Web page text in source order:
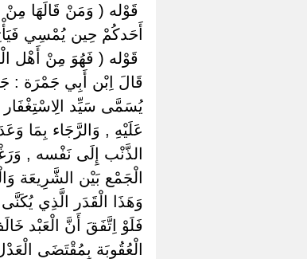
‏قَوْله ( وَمَنْ قَالَهَا مِنْ
أَحَدكُمْ حِين يُمْسِي
‏قَوْله ( فَهُوَ مِنْ أَهْل
قَالَ اِبْن أَبِي جَمْرَة :
يُسَمَّى سَيِّد الِاسْتِغْفَار ,
عَلَيْهِ , وَالرَّجَاء بِمَا
الذَّنْب إِلَى نَفْسه ,
الْجَمْع بَيْن الشَّرِيعَة
وَهَذَا الْقَدَر الَّذِي
فَلَوْ اِتَّفَقَ أَنَّ الْعَبْد
الْعُقُوبَة بِمُقْتَضَى